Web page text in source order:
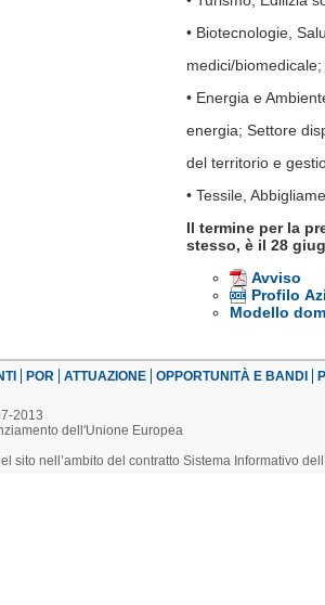
• Biotecnologie,
medici/
• Energia e
energia; Settore
del territorio e
• Tessile,
Il termine per la
stesso, è il 28
Avviso
Profilo
Modello
POR ATTUAZIONE OPPORTUNITÀ E BANDI
2013
dell'Unione Europea
sito nell’ambito del contratto Sistema Informativo